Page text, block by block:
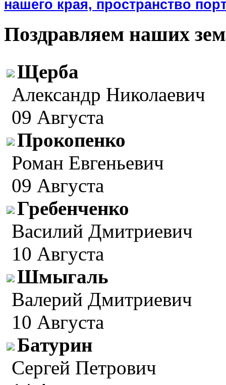
нашего края, пространство
Поздравляем наших
Щерба
Александр Николаевич
09 Августа
Прокопенко
Роман Евгеньевич
09 Августа
Гребенченко
Василий Дмитриевич
10 Августа
Шмыгаль
Валерий Дмитриевич
10 Августа
Батурин
Сергей Петрович